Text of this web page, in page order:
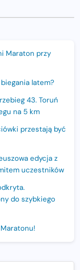
Maraton przy
latem?
43. Toruń
na 5 km
przestają być
edycja z
uczestników
do szybkiego